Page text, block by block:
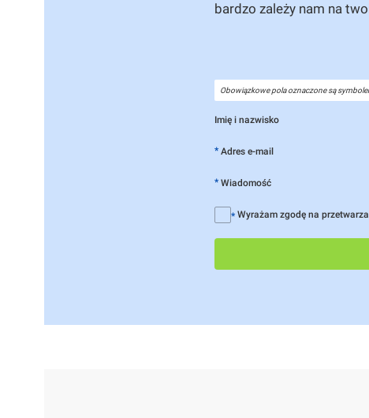
bardzo zależy nam na
Obowiązkowe pola oznaczone są
Imię i nazwisko
* Adres e-mail
* Wiadomość
* Wyrażam zgodę na